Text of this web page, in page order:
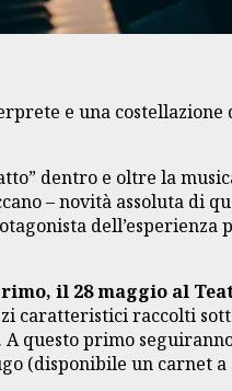
e una
dentro e oltre la
– novità assoluta di
il 28 maggio al
caratteristici raccolti
questo primo
(disponibile un carnet